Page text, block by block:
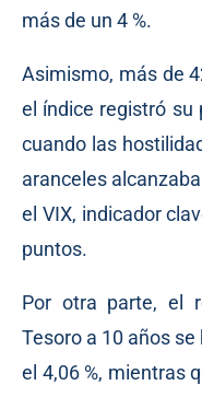
más de un 4 %.
Asimismo, más de
el índice registró su
cuando las
aranceles
el VIX, indicador
puntos.
Por otra parte, el
Tesoro a 10 años
el 4,06 %, mientras